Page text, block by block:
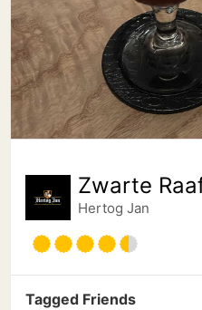
Zwarte
Hertog Jan
Tagged Friends